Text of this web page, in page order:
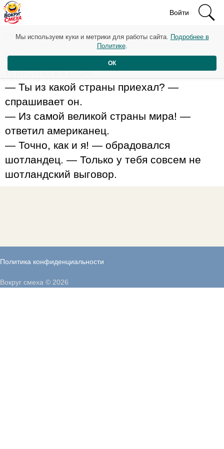
Войти
Рейтинг: 36
В Лондоне один шотландец встретился с
туристом из США.
— Ты из какой страны приехал? —
спрашивает он.
— Из самой великой страны мира! —
ответил американец.
— Точно, как и я! — обрадовался
шотландец. — Только у тебя совсем не
шотландский выговор.
Политика конфиденциальности
Мы используем куки и метрики для работы сайта. Подробнее в
Политике.
ОК
Вокруг смеха © 2026